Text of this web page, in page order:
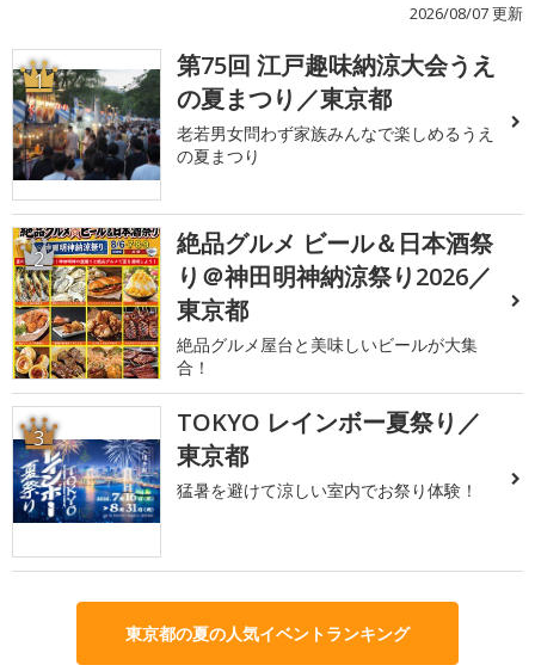
2026/08/07 更新
1
第75回 江戸趣味納涼大会うえ
の夏まつり／東京都
老若男女問わず家族みんなで楽しめるうえ
の夏まつり
2
絶品グルメ ビール＆日本酒祭
り＠神田明神納涼祭り2026／
東京都
絶品グルメ屋台と美味しいビールが大集
合！
3
TOKYO レインボー夏祭り／
東京都
猛暑を避けて涼しい室内でお祭り体験！
東京都の夏の人気イベントランキング